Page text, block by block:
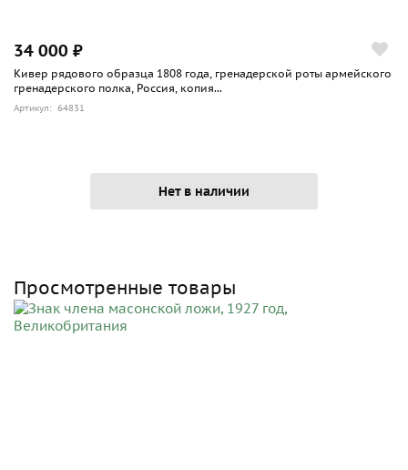
34 000 ₽
Кивер рядового образца 1808 года, гренадерской роты армейского
гренадерского полка, Россия, копия...
Артикул: 64831
Нет в наличии
Просмотренные товары